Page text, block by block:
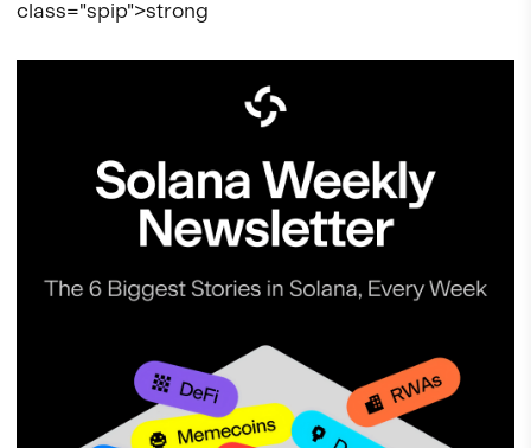
class="spip">strong